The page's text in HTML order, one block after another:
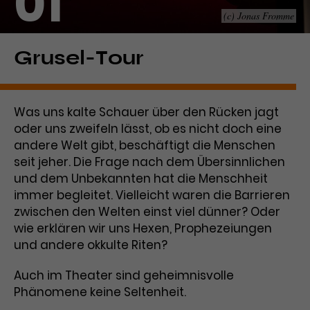
Laufzeit
Zweck
Dieses Cookie wird von Google
Analytics installiert. Das Cookie
wird verwendet, um Informationen
Besucher*innen eine Website
nutzen, und hilft bei der Erstellung
eines Analyseberichts über die
Performance der Website. Die
erhobenen Daten umfassen in
anonymisierter Form die Anzahl
der Besuche, die Quelle, aus der sie
stammen, und die besuchten
Seiten.
Name _gcl_aw
Anbieter Google Ads
Laufzeit 3 Monate
Zweck
Dieses Cookie speichert
Informationen zu Werbeklicks und
dient der Zuordnung von
Conversions zu Google Ads-
Kampagnen.
Name _gcl_dc
Anbieter Google / DoubleClick
(c) Jonas Fromme
Grusel-Tour
Was uns kalte Schauer über den Rücken jagt
oder uns zweifeln lässt, ob es nicht doch eine
andere Welt gibt, beschäftigt die Menschen
seit jeher. Die Frage nach dem Übersinnlichen
und dem Unbekannten hat die Menschheit
immer begleitet. Vielleicht waren die Barrieren
zwischen den Welten einst viel dünner? Oder
wie erklären wir uns Hexen, Prophezeiungen
und andere okkulte Riten?
Auch im Theater sind geheimnisvolle
Phänomene keine Seltenheit.